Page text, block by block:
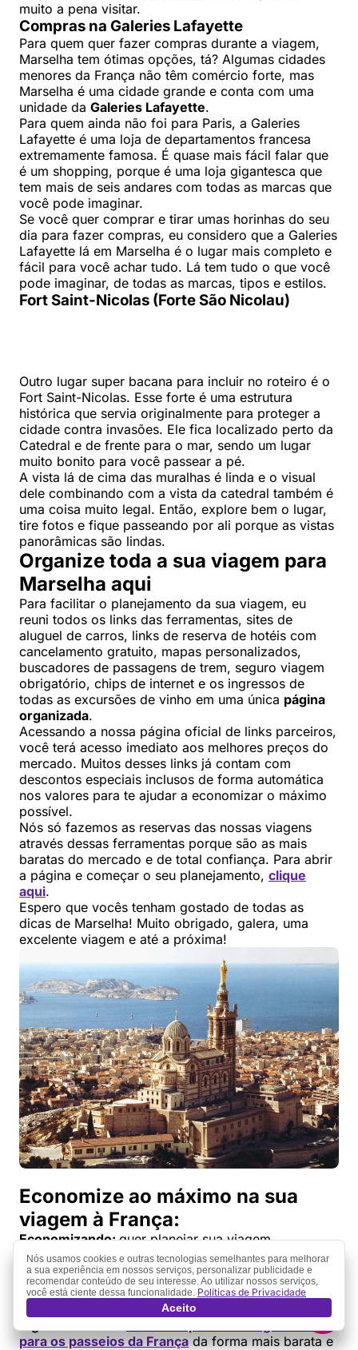
muito a pena visitar.
Compras na Galeries Lafayette
Para quem quer fazer compras durante a viagem,
Marselha tem ótimas opções, tá? Algumas cidades
menores da França não têm comércio forte, mas
Marselha é uma cidade grande e conta com uma
unidade da Galeries Lafayette.
Para quem ainda não foi para Paris, a Galeries
Lafayette é uma loja de departamentos francesa
extremamente famosa. É quase mais fácil falar que
é um shopping, porque é uma loja gigantesca que
tem mais de seis andares com todas as marcas que
você pode imaginar.
Se você quer comprar e tirar umas horinhas do seu
dia para fazer compras, eu considero que a Galeries
Lafayette lá em Marselha é o lugar mais completo e
fácil para você achar tudo. Lá tem tudo o que você
pode imaginar, de todas as marcas, tipos e estilos.
Fort Saint-Nicolas (Forte São Nicolau)
Outro lugar super bacana para incluir no roteiro é o
Fort Saint-Nicolas. Esse forte é uma estrutura
histórica que servia originalmente para proteger a
cidade contra invasões. Ele fica localizado perto da
Catedral e de frente para o mar, sendo um lugar
muito bonito para você passear a pé.
A vista lá de cima das muralhas é linda e o visual
dele combinando com a vista da catedral também é
uma coisa muito legal. Então, explore bem o lugar,
tire fotos e fique passeando por ali porque as vistas
panorâmicas são lindas.
Organize toda a sua viagem para
Marselha aqui
Para facilitar o planejamento da sua viagem, eu
reuni todos os links das ferramentas, sites de
aluguel de carros, links de reserva de hotéis com
cancelamento gratuito, mapas personalizados,
buscadores de passagens de trem, seguro viagem
obrigatório, chips de internet e os ingressos de
todas as excursões de vinho em uma única página
organizada.
Acessando a nossa página oficial de links parceiros,
você terá acesso imediato aos melhores preços do
mercado. Muitos desses links já contam com
descontos especiais inclusos de forma automática
nos valores para te ajudar a economizar o máximo
possível.
Nós só fazemos as reservas das nossas viagens
através dessas ferramentas porque são as mais
baratas do mercado e de total confiança. Para abrir
a página e começar o seu planejamento, clique
aqui.
Espero que vocês tenham gostado de todas as
dicas de Marselha! Muito obrigado, galera, uma
excelente viagem e até a próxima!
Economize ao máximo na sua
viagem à França:
Economizando:quer planejar sua viagem
aproveitando melhor o seu orçamento? Não deixe
de ler nossa matéria decomo viajar barato para
França, com todas as dicas para economizar ao
máximo, sem deixar de aproveitar!
para os passeios da Françada forma mais barata e
Nós usamos cookies e outras tecnologias semelhantes para melhorar
a sua experiência em nossos serviços, personalizar publicidade e
recomendar conteúdo de seu interesse. Ao utilizar nossos serviços,
você está ciente dessa funcionalidade. Políticas de Privacidade
Aceito